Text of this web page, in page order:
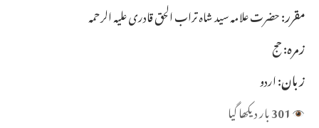
مقرر:حضرت علامہ سید شاہ تراب الحق قادری علیہ الرحمہ
زمرہ:حج
زبان:اردو
301بار دیکھا گیا